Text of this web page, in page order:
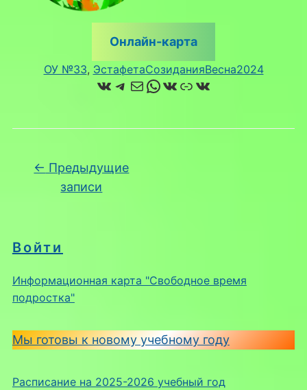
Войти
Информационная карта "Свободное время
подростка"
Мы готовы к новому учебному году
Расписание на 2025-2026 учебный год
Онлайн-карта
ОУ №33, ЭстафетаСозиданияВесна2024
ВКонтакте
Telegram
Почта
WhatsApp
ВКонтакте
Ссылка
ВКонтакте
Навигация по записям
← Предыдущие
записи